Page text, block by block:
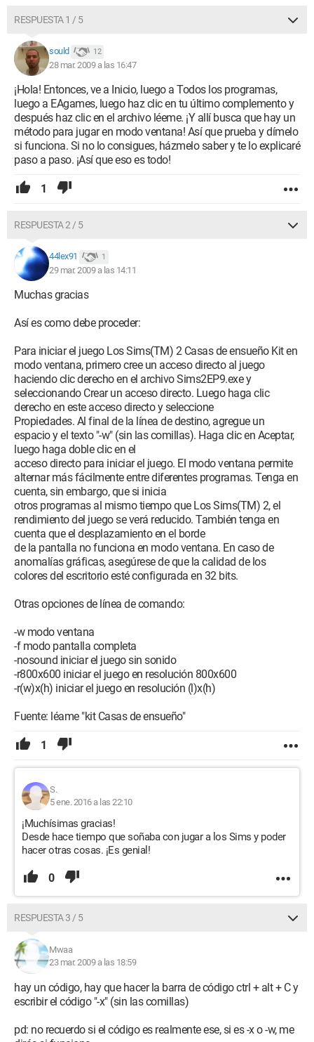
RESPUESTA 1 / 5
sould 12
28 mar. 2009 a las 16:47
¡Hola! Entonces, ve a Inicio, luego a Todos los programas,
luego a EAgames, luego haz clic en tu último complemento y
después haz clic en el archivo léeme. ¡Y allí busca que hay un
método para jugar en modo ventana! Así que prueba y dímelo
si funciona. Si no lo consigues, házmelo saber y te lo explicaré
paso a paso. ¡Así que eso es todo!
1
RESPUESTA 2 / 5
44lex91 1
29 mar. 2009 a las 14:11
Muchas gracias
Así es como debe proceder:
Para iniciar el juego Los Sims(TM) 2 Casas de ensueño Kit en
modo ventana, primero cree un acceso directo al juego
haciendo clic derecho en el archivo Sims2EP9.exe y
seleccionando Crear un acceso directo. Luego haga clic
derecho en este acceso directo y seleccione
Propiedades. Al final de la línea de destino, agregue un
espacio y el texto "-w" (sin las comillas). Haga clic en Aceptar,
luego haga doble clic en el
acceso directo para iniciar el juego. El modo ventana permite
alternar más fácilmente entre diferentes programas. Tenga en
cuenta, sin embargo, que si inicia
otros programas al mismo tiempo que Los Sims(TM) 2, el
rendimiento del juego se verá reducido. También tenga en
cuenta que el desplazamiento en el borde
de la pantalla no funciona en modo ventana. En caso de
anomalías gráficas, asegúrese de que la calidad de los
colores del escritorio esté configurada en 32 bits.
Otras opciones de línea de comando:
-w modo ventana
-f modo pantalla completa
-nosound iniciar el juego sin sonido
-r800x600 iniciar el juego en resolución 800x600
-r(w)x(h) iniciar el juego en resolución (l)x(h)
Fuente: léame "kit Casas de ensueño"
1
S.
5 ene. 2016 a las 22:10
¡Muchísimas gracias!
Desde hace tiempo que soñaba con jugar a los Sims y poder
hacer otras cosas. ¡Es genial!
0
RESPUESTA 3 / 5
Mwaa
23 mar. 2009 a las 18:59
hay un código, hay que hacer la barra de código ctrl + alt + C y
escribir el código "-x" (sin las comillas)
pd: no recuerdo si el código es realmente ese, si es -x o -w, me